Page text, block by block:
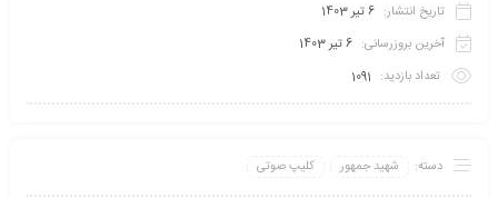
تاریخ انتشار: 6 تیر 1403
آخرین بروزرسانی: 6 تیر 1403
تعداد بازدید: 1091
دسته: شهید جمهور کلیپ صوتی